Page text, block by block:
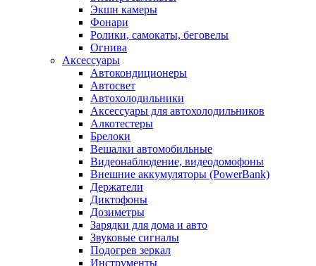
Экшн камеры
Фонари
Ролики, самокаты, беговелы
Огнива
Аксессуары
Автокондиционеры
Aвтосвет
Автохолодильники
Аксессуары для автохолодильников
Алкотестеры
Брелоки
Вешалки автомобильные
Видеонаблюдение, видеодомофоны
Внешние аккумуляторы (PowerBank)
Держатели
Диктофоны
Дозиметры
Зарядки для дома и авто
Звуковые сигналы
Подогрев зеркал
Инструменты